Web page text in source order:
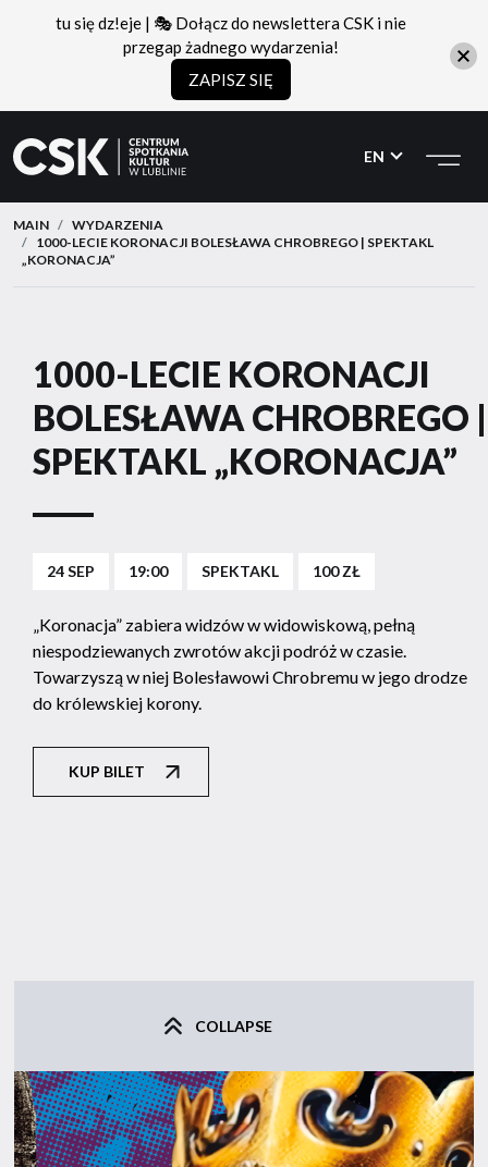
CSK
do
menu
do
treści
EN
MAIN
WYDARZENIA
1000-LECIE KORONACJI BOLESŁAWA CHROBREGO | SPEKTAKL
„KORONACJA”
1000-LECIE KORONACJI
BOLESŁAWA CHROBREGO |
SPEKTAKL „KORONACJA”
24 SEP 19:00 SPEKTAKL 100 ZŁ
„Koronacja” zabiera widzów w widowiskową, pełną
niespodziewanych zwrotów akcji podróż w czasie.
Towarzyszą w niej Bolesławowi Chrobremu w jego drodze
do królewskiej korony.
KUP BILET
COLLAPSE
tu się dz!eje | 🎭 Dołącz do newslettera CSK i nie
przegap żadnego wydarzenia!
ZAPISZ SIĘ